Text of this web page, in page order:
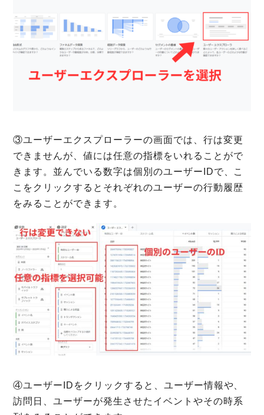
③ユーザーエクスプローラーの画面では、行は変更
できませんが、値には任意の指標をいれることがで
きます。並んでいる数字は個別のユーザーIDで、こ
こをクリックするとそれぞれのユーザーの行動履歴
をみることができます。
④ユーザーIDをクリックすると、ユーザー情報や、
訪問日、ユーザーが発生させたイベントやその時系